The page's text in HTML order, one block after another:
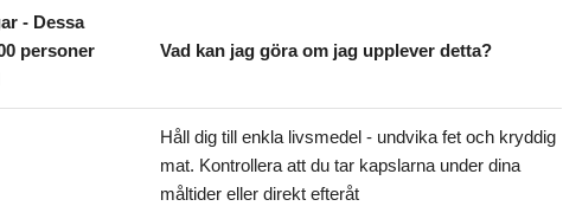
- Dessa
personer
Vad kan jag göra om jag upplever detta?
Håll dig till enkla livsmedel - undvika fet och kryddig
mat. Kontrollera att du tar kapslarna under dina
måltider eller direkt efteråt